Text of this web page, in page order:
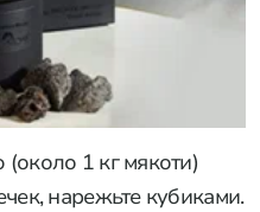
1 кг мякоти)
нарежьте кубиками.